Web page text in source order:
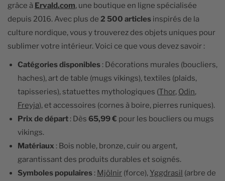
grâce à Ervald.com, une boutique en ligne spécialisée
depuis 2016. Avec plus de 2 500 articles inspirés de la
culture nordique, vous y trouverez des objets uniques pour
sublimer votre intérieur. Voici ce que vous devez savoir :
Catégories disponibles : Décorations murales (boucliers,
haches), art de table (mugs vikings), textiles (plaids,
tapisseries), statuettes mythologiques (Thor, Odin,
Freyja), et accessoires (cornes à boire, pierres runiques).
Prix de départ : Dès 65,99 € pour les boucliers ou mugs
vikings.
Matériaux : Bois noble, bronze, cuir ou argent,
garantissant des produits durables et soignés.
Symboles populaires : Mjölnir (force), Yggdrasil (arbre de